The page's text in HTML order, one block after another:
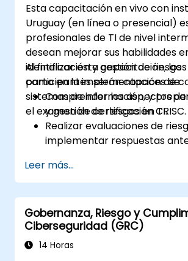
Esta capacitación en vivo con
Uruguay (en línea o presencial)
profesionales de TI de nivel
desean mejorar sus habilidades
identificación y gestión de riesgos
como en la implementación de
sistemas de información, y
el examen de certificación CRISC.
Al finalizar esta capacitación, los
participantes serán capaces de:
Comprender los aspectos
y gestión de riesgos en TI.
Realizar evaluaciones de
implementar respuestas
sistemas de información.
Prepararse eficazmente
de certificación CRISC.
Leer más...
Gobernanza, Riesgo y
Ciberseguridad (GRC)
14 Horas